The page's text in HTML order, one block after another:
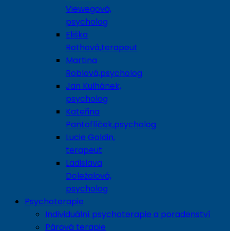
Viewegová,
psycholog
Eliška
Rothová,terapeut
Martina
Roblová,psycholog
Jan Kulhánek,
psycholog
Kateřina
Pantoflíček,psycholog
Lucie Goldin,
terapeut
Ladislava
Doležalová,
psycholog
Psychoterapie
Individuální psychoterapie a poradenství
Párová terapie